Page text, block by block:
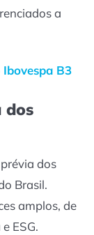
a
B3
dos
dos
Brasil.
amplos, de
ESG.